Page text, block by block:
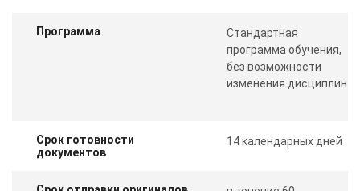
Программа
Стандартная
программа обучения,
без возможности
изменения дисциплин
Срок готовности
документов
14 календарных дней